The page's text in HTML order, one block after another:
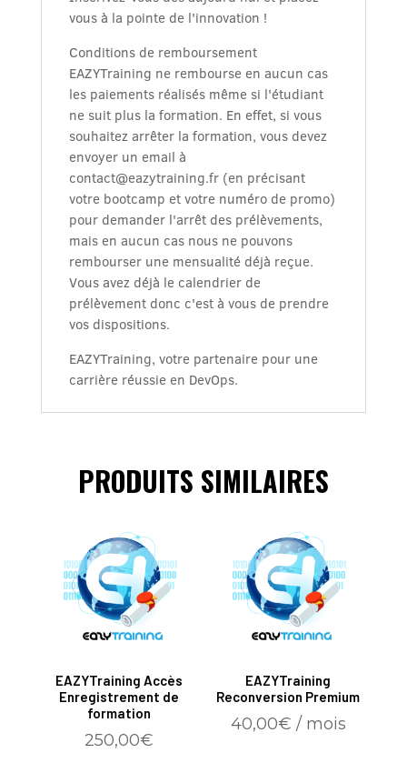
vous à la pointe de l'innovation !
Conditions de remboursement
EAZYTraining ne rembourse en aucun cas
les paiements réalisés même si l'étudiant
ne suit plus la formation. En effet, si vous
souhaitez arrêter la formation, vous devez
envoyer un email à
contact@eazytraining.fr (en précisant
votre bootcamp et votre numéro de promo)
pour demander l'arrêt des prélèvements,
mais en aucun cas nous ne pouvons
rembourser une mensualité déjà reçue.
Vous avez déjà le calendrier de
prélèvement donc c'est à vous de prendre
vos dispositions.
EAZYTraining, votre partenaire pour une
carrière réussie en DevOps.
PRODUITS SIMILAIRES
EAZYTraining Accès
Enregistrement de
formation
250,00€
EAZYTraining
Reconversion Premium
40,00€ / mois